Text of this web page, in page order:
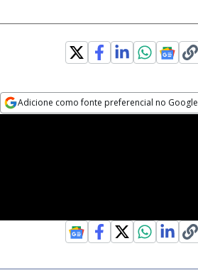
Adicione como fonte preferencial no Google